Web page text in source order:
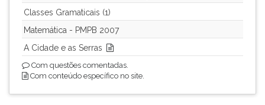
Classes Gramaticais (1)
Matemática - PMPB 2007
A Cidade e as Serras
Com questões comentadas.
Com conteúdo específico no site.